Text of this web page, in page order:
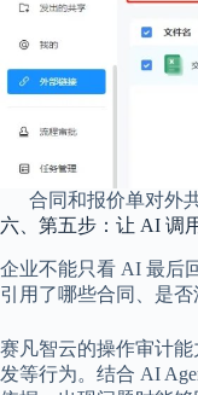
合同和报价单对外
六、第五步：让 AI 调
企业不能只看 AI 最后
引用了哪些合同、是否
赛凡智云的操作审计
发等行为。结合 AI